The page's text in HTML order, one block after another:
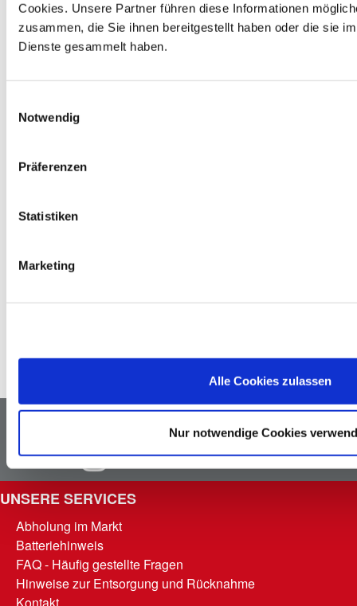
Cookies. Unsere Partner führen diese Informationen
zusammen, die Sie ihnen bereitgestellt haben oder die sie
Dienste gesammelt haben.
Notwendig
Präferenzen
Statistiken
Marketing
Alle Cookies zulassen
Nur notwendige Cookies
Gerne nehmen wir deine ausgedienten Autobatterien
zurück. Solltest du keine neue benötigen, erhältst du 7,50
€ Pfand gem. § 10 BattG nur für zuvor bei uns gekaufte
Elektro-Altgeräte
Bohrmaschinen, Elektrosägen oder Toaster, die kleiner als
ähnlichen Produktes zurück.
Altöl
Instagram
UNSERE SERVICES
Abholung im Markt
Batteriehinweis
FAQ - Häufig gestellte Fragen
Hinweise zur Entsorgung und Rücknahme